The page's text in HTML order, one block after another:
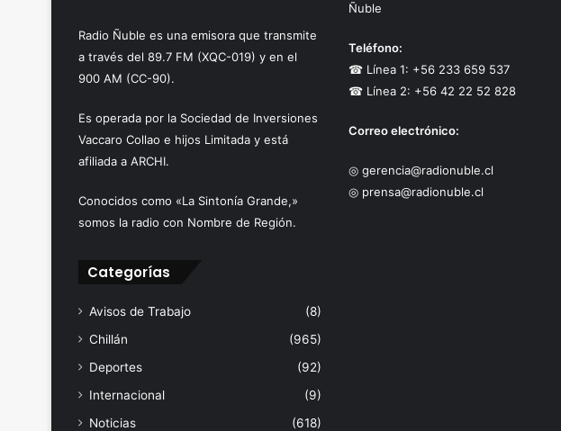
Radio Ñuble es una emisora que transmite
a través del 89.7 FM (XQC-019) y en el
900 AM (CC-90).
Es operada por la Sociedad de Inversiones
Vaccaro Collao e hijos Limitada y está
afiliada a ARCHI.
Conocidos como «La Sintonía Grande,»
somos la radio con Nombre de Región.
Categorías
Avisos de Trabajo
(8)
Chillán
(965)
Deportes
(92)
Internacional
(9)
Noticias
(618)
Ñuble
Teléfono:
☎ Línea 1: +56 233 659 537
☎ Línea 2: +56 42 22 52 828
Correo electrónico:
◎ gerencia@radionuble.cl
◎ prensa@radionuble.cl